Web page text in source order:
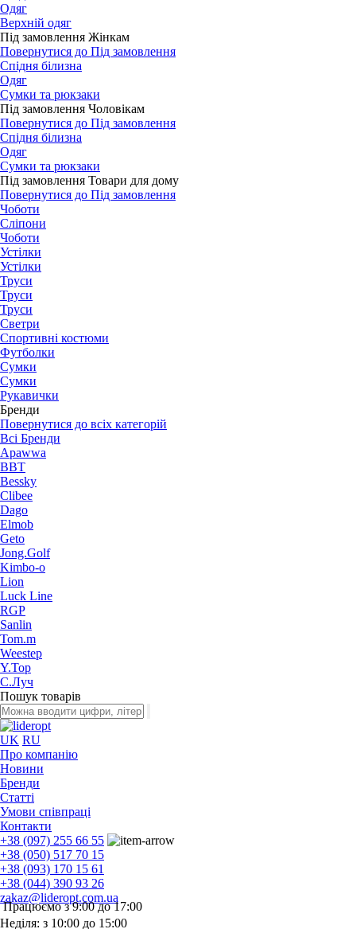
Одяг
Верхній одяг
Під замовлення Жінкам
Повернутися до Під замовлення
Спідня білизна
Одяг
Сумки та рюкзаки
Під замовлення Чоловікам
Повернутися до Під замовлення
Спідня білизна
Одяг
Сумки та рюкзаки
Під замовлення Товари для дому
Повернутися до Під замовлення
Чоботи
Сліпони
Чоботи
Устілки
Устілки
Труси
Труси
Труси
Светри
Спортивні костюми
Футболки
Сумки
Сумки
Рукавички
Бренди
Повернутися до всіх категорій
Всі Бренди
Apawwa
BBT
Bessky
Clibee
Dago
Elmob
Geto
Jong.Golf
Kimbo-o
Lion
Luck Line
RGP
Sanlin
Tom.m
Weestep
Y.Top
С.Луч
Пошук товарів
UK RU
Про компанію
Новини
Бренди
Статті
Умови співпраці
Контакти
+38 (097) 255 66 55
+38 (050) 517 70 15
+38 (093) 170 15 61
+38 (044) 390 93 26
zakaz@lideropt.com.ua
Працюємо з 9:00 до 17:00
Неділя: з 10:00 до 15:00